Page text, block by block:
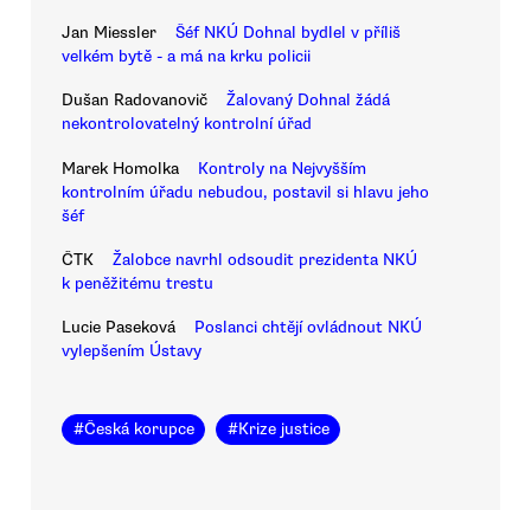
Jan Miessler
Šéf NKÚ Dohnal bydlel v příliš
velkém bytě - a má na krku policii
Dušan Radovanovič
Žalovaný Dohnal žádá
nekontrolovatelný kontrolní úřad
Marek Homolka
Kontroly na Nejvyšším
kontrolním úřadu nebudou, postavil si hlavu jeho
šéf
ČTK
Žalobce navrhl odsoudit prezidenta NKÚ
k peněžitému trestu
Lucie Paseková
Poslanci chtějí ovládnout NKÚ
vylepšením Ústavy
#Česká korupce #Krize justice